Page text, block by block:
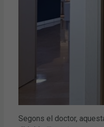
Segons el doctor,